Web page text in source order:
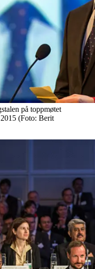
på toppmøtet
(Foto: Berit